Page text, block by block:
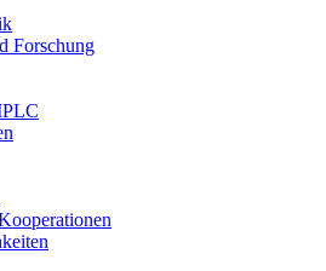
Forschung